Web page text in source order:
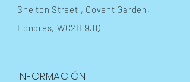
Shelton Street , Covent Garden,
Londres, WC2H 9JQ
INFORMACIÓN